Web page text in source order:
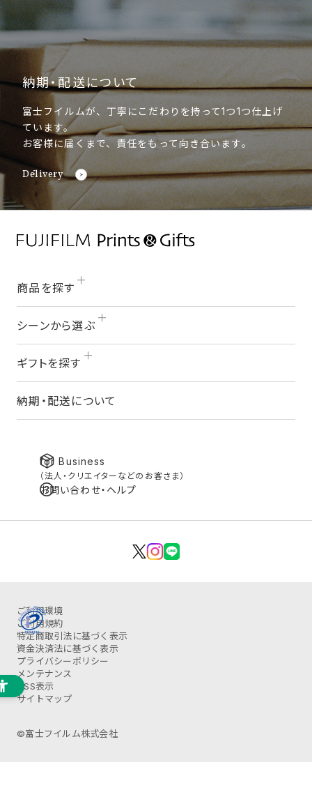
納期・配送について
富士フイルムが、丁寧にこだわりを持って1つ1つ仕上げ
ています。
お客様に届くまで、責任をもって向き合います。
Delivery
商品を探す
シーンから選ぶ
ギフトを探す
納期・配送について
for Business
（法人・クリエイターなどのお客さま）
お問い合わせ・ヘルプ
ご利用環境
ご利用規約
特定商取引法に基づく表示
資金決済法に基づく表示
プライバシーポリシー
メンテナンス
OSS表示
サイトマップ
©富士フイルム株式会社